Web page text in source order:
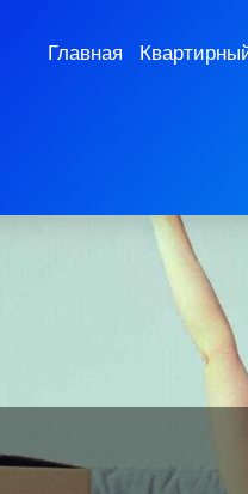
Главная